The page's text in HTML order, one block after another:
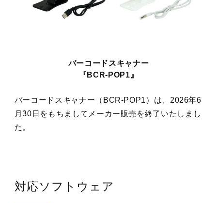
バーコードスキャナー
『BCR-POP1』
バーコードスキャナー（BCR-POP1）は、2026年6
月30日をもちましてメーカー販売を終了いたしまし
た。
対応ソフトウェア